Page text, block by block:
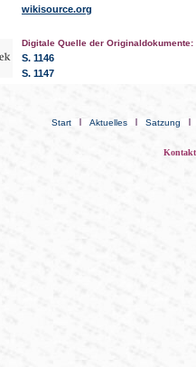
wikisource.org
Digitale Quelle der Originaldokumente:
S. 1146
S. 1147
Start Aktuelles Satzung